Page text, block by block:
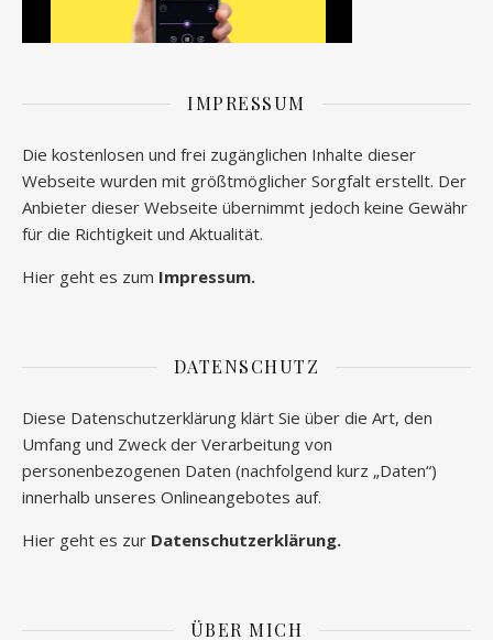
IMPRESSUM
Die kostenlosen und frei zugänglichen Inhalte dieser
Webseite wurden mit größtmöglicher Sorgfalt erstellt. Der
Anbieter dieser Webseite übernimmt jedoch keine Gewähr
für die Richtigkeit und Aktualität.
Hier geht es zum Impressum.
DATENSCHUTZ
Diese Datenschutzerklärung klärt Sie über die Art, den
Umfang und Zweck der Verarbeitung von
personenbezogenen Daten (nachfolgend kurz „Daten“)
innerhalb unseres Onlineangebotes auf.
Hier geht es zur Datenschutzerklärung.
ÜBER MICH